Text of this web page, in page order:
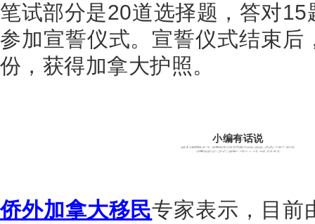
笔试部分是20道选择题，答对15
参加宣誓仪式。宣誓仪式结束
份，获得加拿大护照。
小编有话说
侨外加拿大移民专家表示，目前